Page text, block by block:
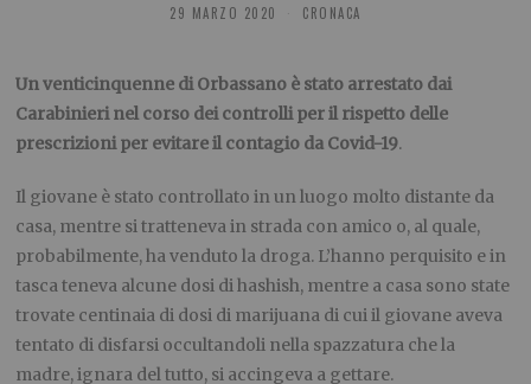
29 MARZO 2020 CRONACA
Un venticinquenne di Orbassano è stato arrestato dai
Carabinieri nel corso dei controlli per il rispetto delle
prescrizioni per evitare il contagio da Covid-19.
Il giovane è stato controllato in un luogo molto distante da
casa, mentre si tratteneva in strada con amico o, al quale,
probabilmente, ha venduto la droga. L’hanno perquisito e in
tasca teneva alcune dosi di hashish, mentre a casa sono state
trovate centinaia di dosi di marijuana di cui il giovane aveva
tentato di disfarsi occultandoli nella spazzatura che la
madre, ignara del tutto, si accingeva a gettare.